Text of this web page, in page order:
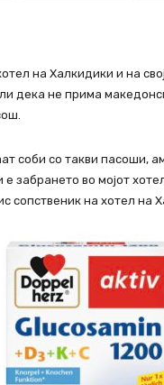
на Халкидики и на
дека не прима
соби со такви пасоши,
е забрането во мојот
сопственик на хотел на